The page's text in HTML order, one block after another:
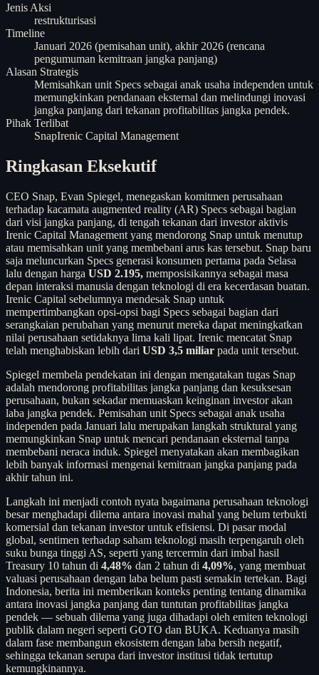
Jenis Aksi
restrukturisasi
Timeline
Januari 2026 (pemisahan unit), akhir 2026 (rencana
pengumuman kemitraan jangka panjang)
Alasan Strategis
Memisahkan unit Specs sebagai anak usaha independen untuk
memungkinkan pendanaan eksternal dan melindungi inovasi
jangka panjang dari tekanan profitabilitas jangka pendek.
Pihak Terlibat
SnapIrenic Capital Management
Ringkasan Eksekutif
CEO Snap, Evan Spiegel, menegaskan komitmen perusahaan
terhadap kacamata augmented reality (AR) Specs sebagai bagian
dari visi jangka panjang, di tengah tekanan dari investor aktivis
Irenic Capital Management yang mendorong Snap untuk menutup
atau memisahkan unit yang membebani arus kas tersebut. Snap baru
saja meluncurkan Specs generasi konsumen pertama pada Selasa
lalu dengan harga USD 2.195, memposisikannya sebagai masa
depan interaksi manusia dengan teknologi di era kecerdasan buatan.
Irenic Capital sebelumnya mendesak Snap untuk
mempertimbangkan opsi-opsi bagi Specs sebagai bagian dari
serangkaian perubahan yang menurut mereka dapat meningkatkan
nilai perusahaan setidaknya lima kali lipat. Irenic mencatat Snap
telah menghabiskan lebih dari USD 3,5 miliar pada unit tersebut.
Spiegel membela pendekatan ini dengan mengatakan tugas Snap
adalah mendorong profitabilitas jangka panjang dan kesuksesan
perusahaan, bukan sekadar memuaskan keinginan investor akan
laba jangka pendek. Pemisahan unit Specs sebagai anak usaha
independen pada Januari lalu merupakan langkah struktural yang
memungkinkan Snap untuk mencari pendanaan eksternal tanpa
membebani neraca induk. Spiegel menyatakan akan membagikan
lebih banyak informasi mengenai kemitraan jangka panjang pada
akhir tahun ini.
Langkah ini menjadi contoh nyata bagaimana perusahaan teknologi
besar menghadapi dilema antara inovasi mahal yang belum terbukti
komersial dan tekanan investor untuk efisiensi. Di pasar modal
global, sentimen terhadap saham teknologi masih terpengaruh oleh
suku bunga tinggi AS, seperti yang tercermin dari imbal hasil
Treasury 10 tahun di 4,48% dan 2 tahun di 4,09%, yang membuat
valuasi perusahaan dengan laba belum pasti semakin tertekan. Bagi
Indonesia, berita ini memberikan konteks penting tentang dinamika
antara inovasi jangka panjang dan tuntutan profitabilitas jangka
pendek — sebuah dilema yang juga dihadapi oleh emiten teknologi
publik dalam negeri seperti GOTO dan BUKA. Keduanya masih
dalam fase membangun ekosistem dengan laba bersih negatif,
sehingga tekanan serupa dari investor institusi tidak tertutup
kemungkinannya.